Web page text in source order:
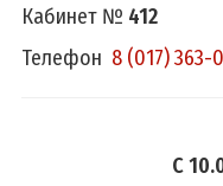
Кабинет № 412
Телефон 8 (017) 363-
С